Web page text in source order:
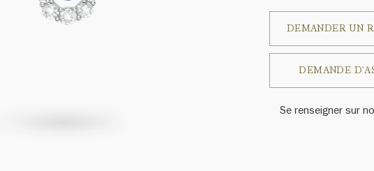
DEMANDER UN
DEMANDE
Se renseigner sur